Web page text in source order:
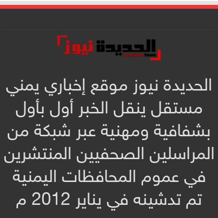
الحديدة نيوز موقع إخباري يمني
مستقل ينقل الخبر أول بأول
بشفافية ومهنية عبر شبكة من
المراسلين الصحفيين المنتشرين
في عموم المحافظات اليمنية
تم تدشينه في يناير 2012 م